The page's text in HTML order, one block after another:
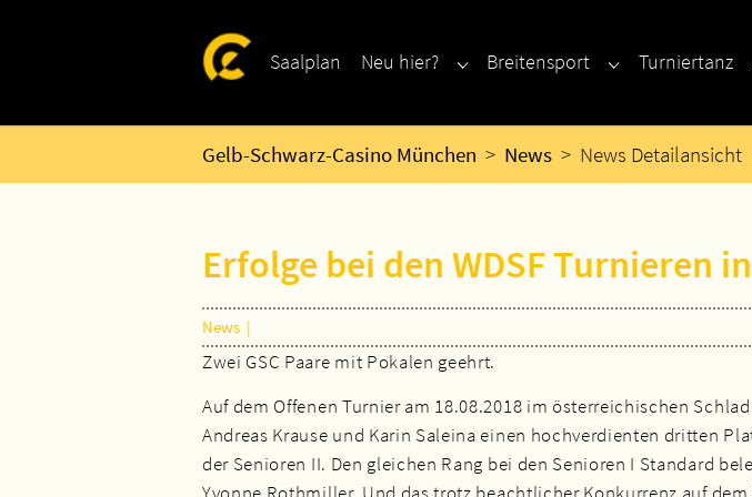
Saalplan Neu hier? Submenu for "Neu hier?"
Breitensport Submenu for
Turniertanz
Gelb-Schwarz-Casino München News News Detailansicht
Erfolge bei den WDSF Turnieren
News |
Zwei GSC Paare mit Pokalen geehrt.
Auf dem Offenen Turnier am 18.08.2018 im österreichischen
Andreas Krause und Karin Saleina einen hochverdienten dritten
der Senioren II. Den gleichen Rang bei den Senioren I Standard